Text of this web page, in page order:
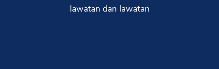
lawatan dan lawatan